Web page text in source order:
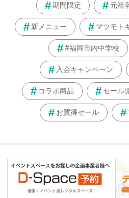
期間限定 元祖
新メニュー マツモト
#福岡市内中学校
入会キャンペーン
コラボ商品 セール
お買得セール